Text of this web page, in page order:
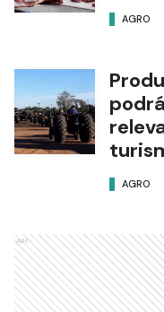
AGRO
AGRO
Ads